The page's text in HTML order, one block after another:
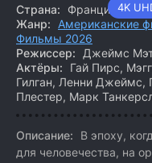
4K
Страна:
Франция, США
Жанр:
Американские
Фильмы 2026
Режиссер:
Джеймс
Актёры:
Гай Пирс,
Гилган, Ленни
Плестер, Марк
Описание:
В эпоху,
для человечества, на